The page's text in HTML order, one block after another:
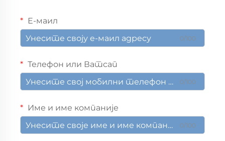
Е-маил
0/100
Телефон или Ватсап
0/100
Име и име компаније
0/100